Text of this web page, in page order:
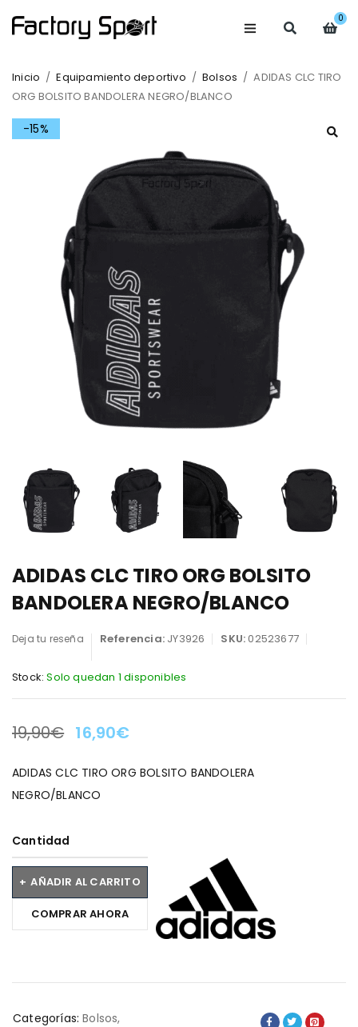
0
Inicio / Equipamiento deportivo / Bolsos / ADIDAS CLC TIRO
ORG BOLSITO BANDOLERA NEGRO/BLANCO
-15%
ADIDAS CLC TIRO ORG BOLSITO
BANDOLERA NEGRO/BLANCO
Deja tu reseña Referencia: JY3926 SKU:02523677
Stock: Solo quedan 1 disponibles
LA OFERTA TERMINA EN:
19,90€ 16,90€
ADIDAS CLC TIRO ORG BOLSITO BANDOLERA
NEGRO/BLANCO
Cantidad
AÑADIR AL CARRITO
COMPRAR AHORA
Categorías: Bolsos,